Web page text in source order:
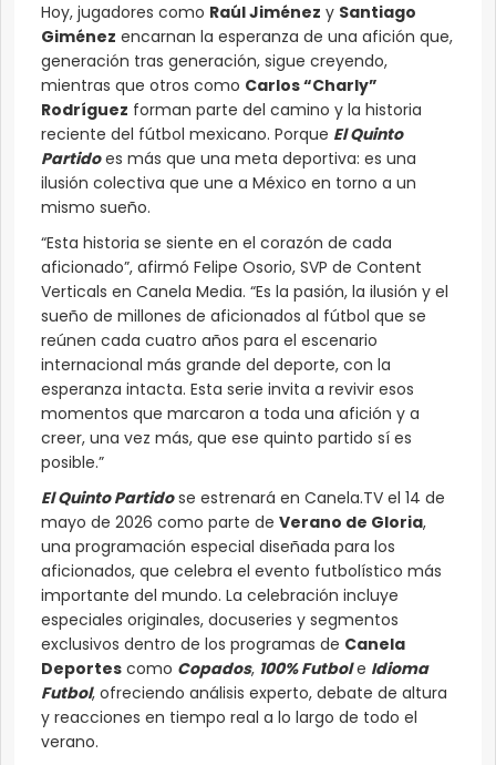
Hoy, jugadores como Raúl Jiménez y Santiago
Giménez encarnan la esperanza de una afición que,
generación tras generación, sigue creyendo,
mientras que otros como Carlos “Charly”
Rodríguez forman parte del camino y la historia
reciente del fútbol mexicano. Porque El Quinto
Partidoes más que una meta deportiva: es una
ilusión colectiva que une a México en torno a un
mismo sueño.
“Esta historia se siente en el corazón de cada
aficionado”, afirmó Felipe Osorio, SVP de Content
Verticals en Canela Media. “Es la pasión, la ilusión y el
sueño de millones de aficionados al fútbol que se
reúnen cada cuatro años para el escenario
internacional más grande del deporte, con la
esperanza intacta. Esta serie invita a revivir esos
momentos que marcaron a toda una afición y a
creer, una vez más, que ese quinto partido sí es
posible.”
El Quinto Partidose estrenará en Canela.TV el 14 de
mayo de 2026 como parte de Verano de Gloria,
una programación especial diseñada para los
aficionados, que celebra el evento futbolístico más
importante del mundo. La celebración incluye
especiales originales, docuseries y segmentos
exclusivos dentro de los programas de Canela
Deportes como Copados, 100% Futbole Idioma
Futbol, ofreciendo análisis experto, debate de altura
y reacciones en tiempo real a lo largo de todo el
verano.